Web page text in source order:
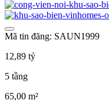
Mã tin đăng: SAUN1999
12,89 tỷ
5 tầng
65,00 m²